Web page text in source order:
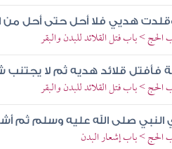
هديي فلا أحل حتى أحل من
> باب فتل القلائد للبدن والبقر
فأفتل قلائد هديه ثم لا يجتنب
> باب فتل القلائد للبدن والبقر
النبي صلى الله عليه وسلم ثم
> باب إشعار البدن